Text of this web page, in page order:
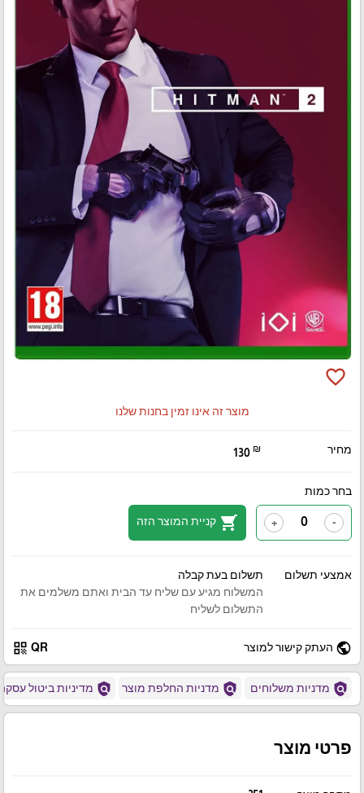
favorite_border
מוצר זה אינו זמין בחנות שלנו
מחיר 130 ₪
בחר כמות
-
+
shopping_cart קניית המוצר הזה
אמצעי תשלום
תשלום בעת קבלה
המשלוח מגיע עם שליח עד הבית ואתם משלמים את
התשלום לשליח
public העתק קישור למוצר QR
qr_code
policy מדניות משלוחים policy מדניות החלפת מוצר policy מדיניות ביטול
פרטי מוצר